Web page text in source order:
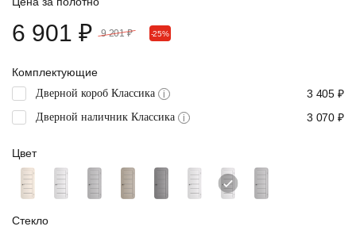
Комплектующие
Дверной короб Классика i 3 405 ₽
Дверной наличник Классика i 3 070 ₽
Цвет
Стекло
6 901 ₽ 9 201 ₽ -25%